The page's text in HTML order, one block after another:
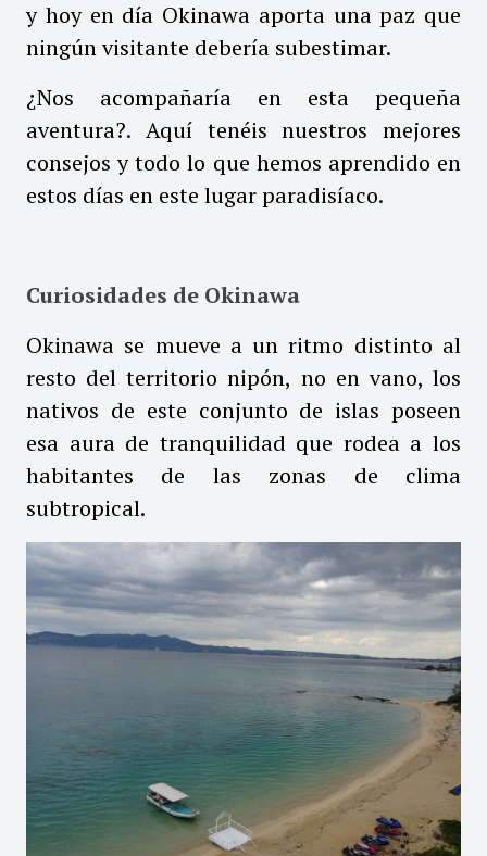
y hoy en día Okinawa aporta una paz que
ningún visitante debería subestimar.
¿Nos acompañaría en esta pequeña
aventura?. Aquí tenéis nuestros mejores
consejos y todo lo que hemos aprendido en
estos días en este lugar paradisíaco.
Curiosidades de Okinawa
Okinawa se mueve a un ritmo distinto al
resto del territorio nipón, no en vano, los
nativos de este conjunto de islas poseen
esa aura de tranquilidad que rodea a los
habitantes de las zonas de clima
subtropical.